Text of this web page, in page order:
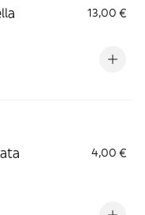
13,00 €
4,00 €